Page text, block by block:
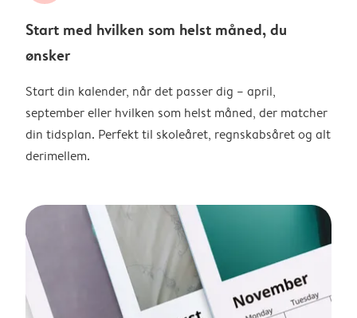
Start med hvilken som helst måned, du
ønsker
Start din kalender, når det passer dig – april,
september eller hvilken som helst måned, der matcher
din tidsplan. Perfekt til skoleåret, regnskabsåret og alt
derimellem.